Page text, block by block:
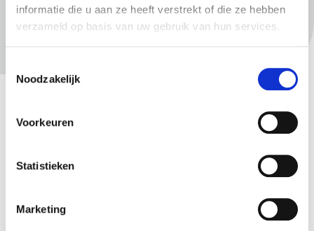
informatie die u aan ze heeft verstrekt of die ze hebben
verzameld op basis van uw gebruik van hun services.
Noodzakelijk
Voorkeuren
Statistieken
Marketing
Meer informatie
Grafrecht overschrijven
Tarieven gemeentelijke begraafplaatsen
Inloggen met DigiD of eHerkenning